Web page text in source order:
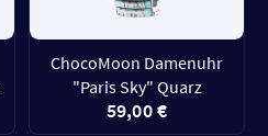
ChocoMoon Damenuhr
"Paris Sky" Quarz
59,00 €